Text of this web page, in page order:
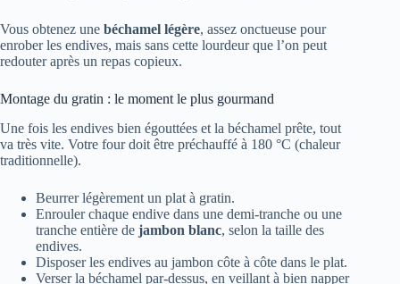
Vous obtenez une béchamel légère, assez onctueuse pour
enrober les endives, mais sans cette lourdeur que l’on peut
redouter après un repas copieux.
Montage du gratin : le moment le plus gourmand
Une fois les endives bien égouttées et la béchamel prête, tout
va très vite. Votre four doit être préchauffé à 180 °C (chaleur
traditionnelle).
Beurrer légèrement un plat à gratin.
Enrouler chaque endive dans une demi-tranche ou une
tranche entière de jambon blanc, selon la taille des
endives.
Disposer les endives au jambon côte à côte dans le plat.
Verser la béchamel par-dessus, en veillant à bien napper